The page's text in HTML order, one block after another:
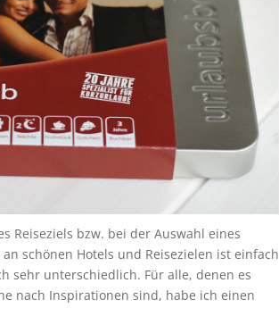
Reiseziels bzw. bei der Auswahl eines
schönen Hotels und Reisezielen ist einfach
sehr unterschiedlich. Für alle, denen es
nach Inspirationen sind, habe ich einen